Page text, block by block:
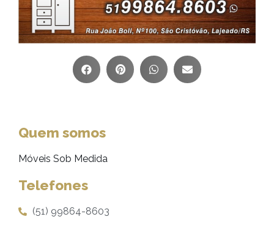
Quem somos
Móveis Sob Medida
Telefones
(51) 99864-8603